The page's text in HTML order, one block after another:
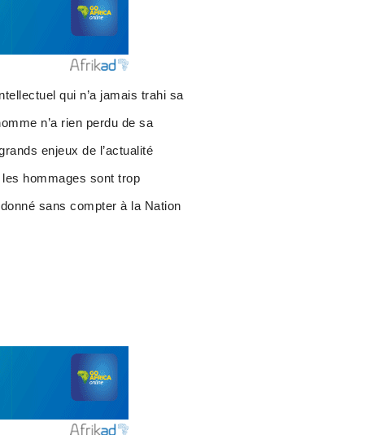
qui n’a jamais trahi sa
n’a rien perdu de sa
enjeux de l’actualité
les hommages sont trop
sans compter à la Nation